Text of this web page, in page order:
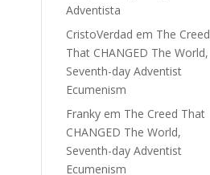
Adventista
CristoVerdad em The Creed
That CHANGED The World,
Seventh-day Adventist
Ecumenism
Franky em The Creed That
CHANGED The World,
Seventh-day Adventist
Ecumenism